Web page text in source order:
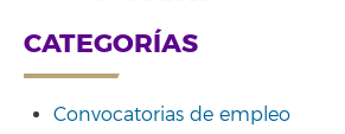
CATEGORÍAS
Convocatorias de empleo